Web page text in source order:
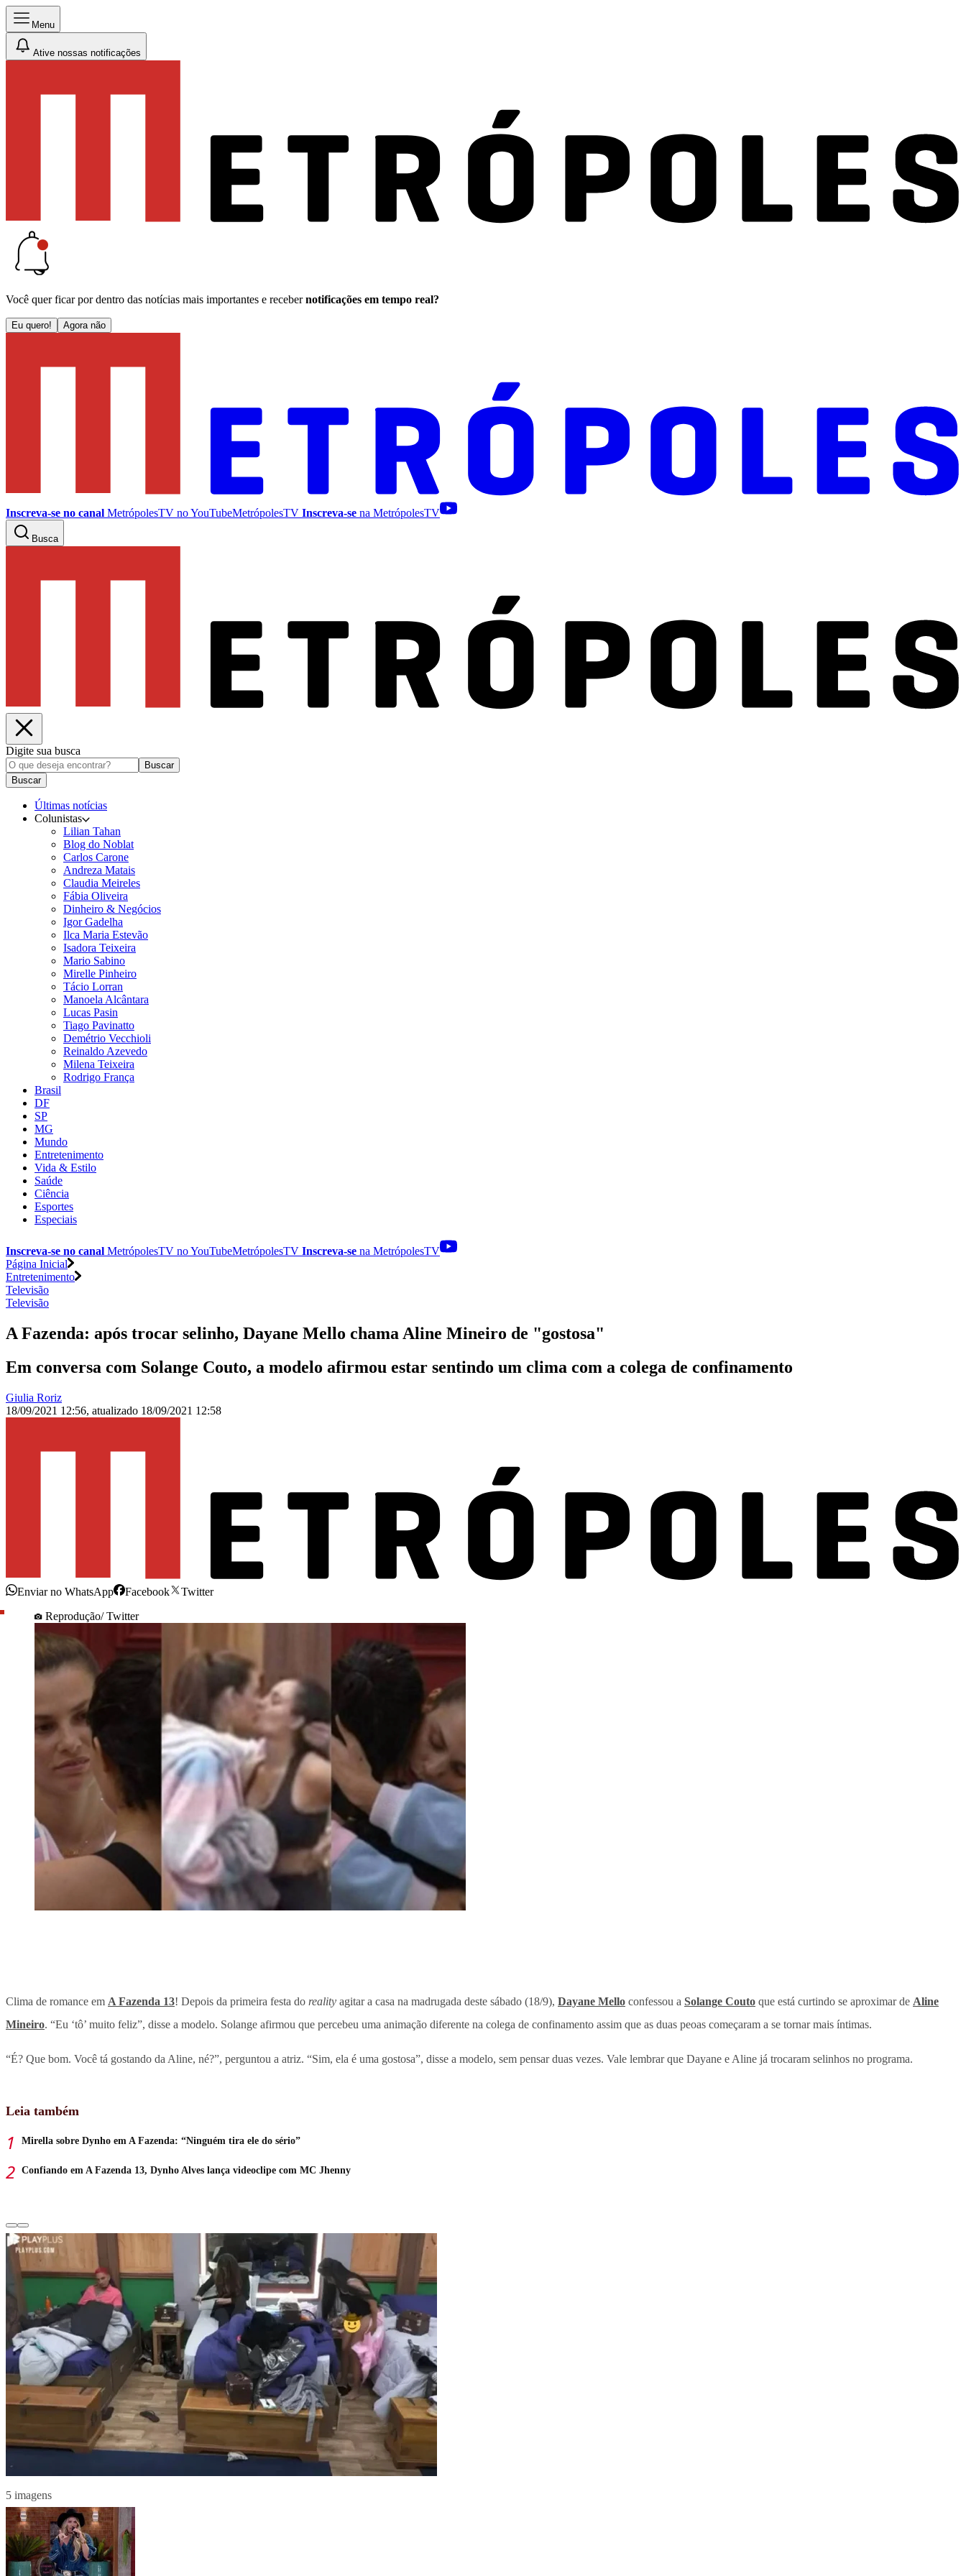
Menu
Ative nossas notificações
Você quer ficar por dentro das notícias mais importantes e receber notificações em tempo real?
Eu quero! Agora não
Inscreva-se no canal MetrópolesTV noYouTubeMetrópolesTV Inscreva-se na MetrópolesTV
Busca
Digite sua busca
Buscar
Buscar
Últimas notícias
Colunistas
Lilian Tahan
Blog do Noblat
Carlos Carone
Andreza Matais
Claudia Meireles
Fábia Oliveira
Dinheiro & Negócios
Igor Gadelha
Ilca Maria Estevão
Isadora Teixeira
Mario Sabino
Mirelle Pinheiro
Tácio Lorran
Manoela Alcântara
Lucas Pasin
Tiago Pavinatto
Demétrio Vecchioli
Reinaldo Azevedo
Milena Teixeira
Rodrigo França
Brasil
DF
SP
MG
Mundo
Entretenimento
Vida & Estilo
Saúde
Ciência
Esportes
Especiais
Inscreva-se no canal MetrópolesTV noYouTubeMetrópolesTV Inscreva-se na MetrópolesTV
Página Inicial
Entretenimento
Televisão
Televisão
A Fazenda: após trocar selinho, Dayane Mello chama Aline Mineiro de "gostosa"
Em conversa com Solange Couto, a modelo afirmou estar sentindo um clima com a colega de confinamento
Giulia Roriz
18/09/2021 12:56, atualizado 18/09/2021 12:58
Enviar no WhatsApp Facebook
Twitter
Reprodução/ Twitter
Clima de romance em A Fazenda 13! Depois da primeira festa do reality agitar a casa na madrugada deste sábado (18/9), Dayane Mello confessou a Solange Couto que está curtindo se aproximar de Aline
Mineiro. “Eu ‘tô’ muito feliz”, disse a modelo. Solange afirmou que percebeu uma animação diferente na colega de confinamento assim que as duas peoas começaram a se tornar mais íntimas.
“É? Que bom. Você tá gostando da Aline, né?”, perguntou a atriz. “Sim, ela é uma gostosa”, disse a modelo, sem pensar duas vezes. Vale lembrar que Dayane e Aline já trocaram selinhos no programa.
Leia também
Mirella sobre Dynho em A Fazenda: “Ninguém tira ele do sério”
Confiando em A Fazenda 13, Dynho Alves lança videoclipe com MC Jhenny
5 imagens